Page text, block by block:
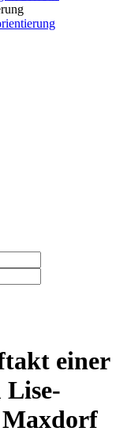
einer